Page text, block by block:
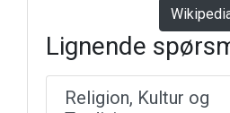
Lignende
Religion, Kultur og